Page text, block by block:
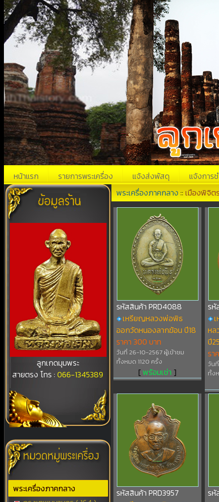
หน้าแรก รายการพระเครื่อง แจ้งส่งพัสดุ แจ้งการช
ลูกเกดมุมพระ
สายตรง โทร :066-1345389
พระเครื่องภาคกลาง
พระเครื่องภาคกลาง ::เมืองพิจิต
รหัสสินค้า PRD4088
เหรียญหลวงพ่อพิธ
ออกวัดหนองลากฆ้อน ปี18
ราคา 300 บาท
วันที่ 26-10-2567 ผู้เข้าชม
ทั้งหมด 1120 ครั้ง
[พร้อมเช่า ]
รหั
หล
ปี
รา
วัน
ทั้ง
รหัสสินค้า PRD3957
รหั